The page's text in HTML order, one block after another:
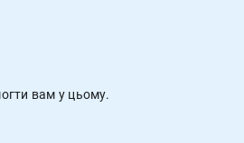
вам у цьому.